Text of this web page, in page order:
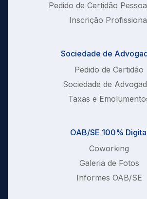
Pedido de Certidão
Inscrição
Sociedade de
Pedido de Certidão
Sociedade de
Taxas e
OAB/SE 100%
Coworking
Galeria de Fotos
Informes OAB/SE